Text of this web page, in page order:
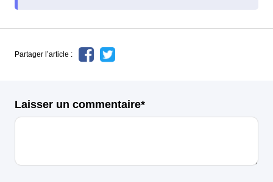
Partager l’article :
Laisser un commentaire*